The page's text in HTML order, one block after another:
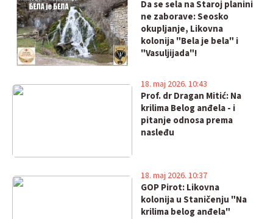
Da se sela na Staroj planini
ne zaborave: Seosko
okupljanje, Likovna
kolonija "Bela je bela" i
"Vasuljijada"!
Prof. dr Dragan Mitić: Na
krilima Belog anđela - i
pitanje odnosa prema
nasleđu
18. maj 2026. 10:43
GOP Pirot: Likovna
kolonija u Staničenju "Na
krilima belog anđela"
18. maj 2026. 10:37